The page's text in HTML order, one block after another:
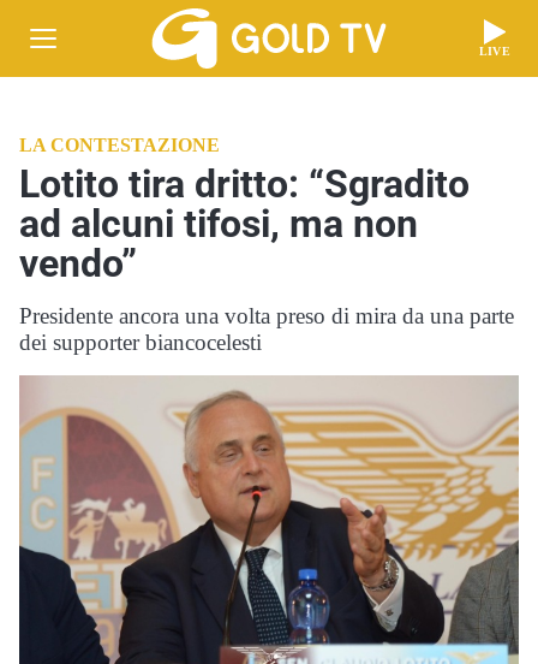
LIVE
LA CONTESTAZIONE
Lotito tira dritto: “Sgradito
ad alcuni tifosi, ma non
vendo”
Presidente ancora una volta preso di mira da una parte
dei supporter biancocelesti